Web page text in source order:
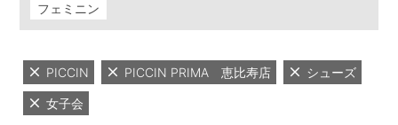
フェミニン
PICCIN PICCIN PRIMA 恵比寿店 シューズ
女子会